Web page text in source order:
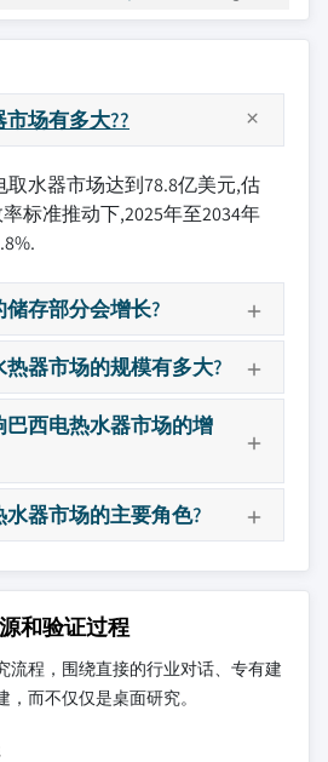
场有多大??
取水器市场达到78.8亿美元,估
标准推动下,2025年至2034年
存部分会增长?
器市场的规模有多大?
西电热水器市场的增
器市场的主要角色?
和验证过程
流程，围绕直接的行业对话、专有建
而不仅仅是桌面研究。